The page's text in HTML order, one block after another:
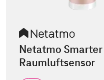
Netatmo Smarter
Raumluftsensor